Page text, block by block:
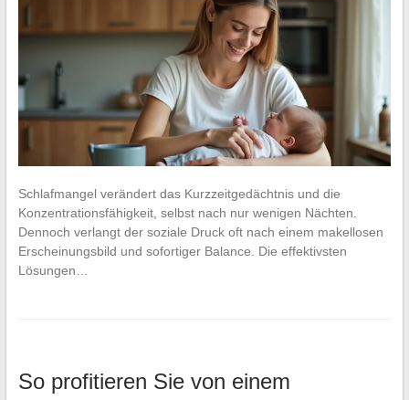
Schlafmangel verändert das Kurzzeitgedächtnis und die
Konzentrationsfähigkeit, selbst nach nur wenigen Nächten.
Dennoch verlangt der soziale Druck oft nach einem makellosen
Erscheinungsbild und sofortiger Balance. Die effektivsten
Lösungen…
So profitieren Sie von einem